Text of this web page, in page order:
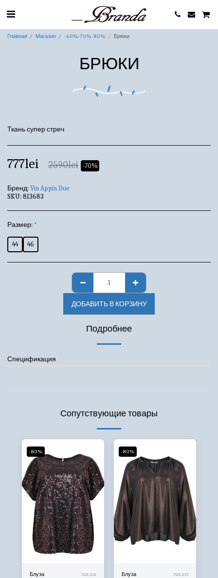
Главная Магазин -60%-70%-80% Брюки
БРЮКИ
Ткань супер стреч
777lei 2590lei -70%
Бренд: Via Appia Due
SKU: 813683
Размер: *
44 46
ДОБАВИТЬ В КОРЗИНУ
Подробнее
Спецификация
Сопутствующие товары
-80%
Блуза 7401.1134
-80%
Блуза 7401.1133